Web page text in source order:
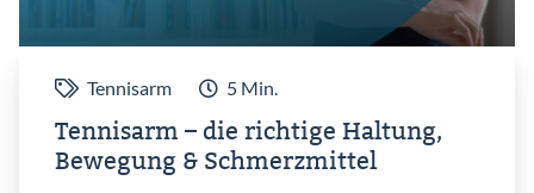
Tennisarm 5 Min.
Tennisarm – die richtige Haltung,
Bewegung & Schmerzmittel